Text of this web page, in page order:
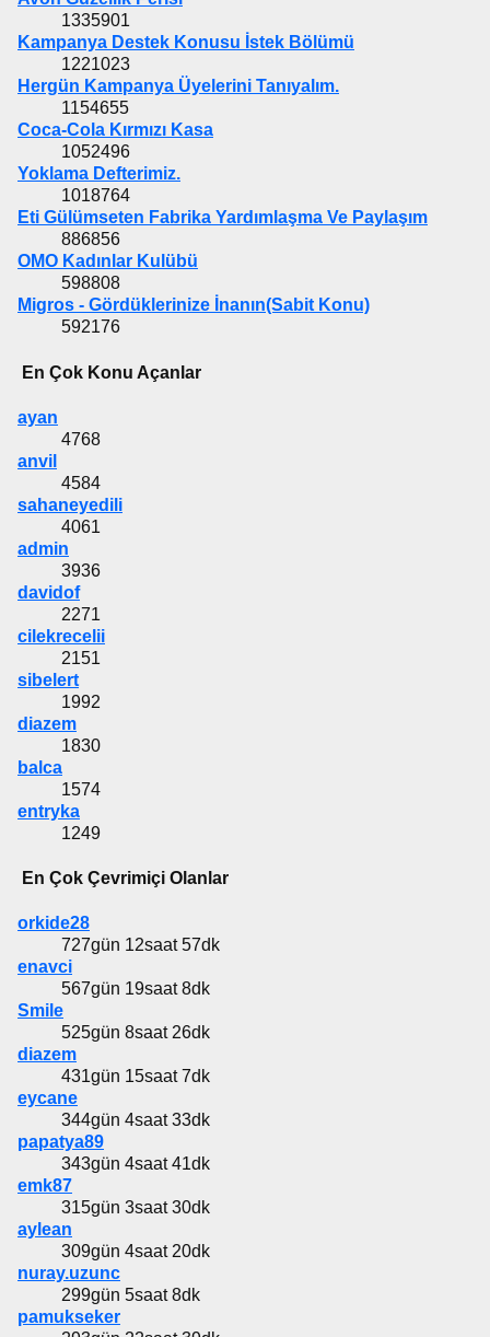
1335901
Kampanya Destek Konusu İstek Bölümü
1221023
Hergün Kampanya Üyelerini Tanıyalım.
1154655
Coca-Cola Kırmızı Kasa
1052496
Yoklama Defterimiz.
1018764
Eti Gülümseten Fabrika Yardımlaşma Ve Paylaşım
886856
OMO Kadınlar Kulübü
598808
Migros - Gördüklerinize İnanın(Sabit Konu)
592176
En Çok Konu Açanlar
ayan
4768
anvil
4584
sahaneyedili
4061
admin
3936
davidof
2271
cilekrecelii
2151
sibelert
1992
diazem
1830
balca
1574
entryka
1249
En Çok Çevrimiçi Olanlar
orkide28
727gün 12saat 57dk
enavci
567gün 19saat 8dk
Smile
525gün 8saat 26dk
diazem
431gün 15saat 7dk
eycane
344gün 4saat 33dk
papatya89
343gün 4saat 41dk
emk87
315gün 3saat 30dk
aylean
309gün 4saat 20dk
nuray.uzunc
299gün 5saat 8dk
pamukseker